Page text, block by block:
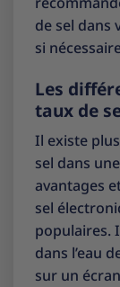
de sel dans
si
Les
taux de
Il existe
sel dans
avantages
sel
populaires.
dans l’eau
sur un